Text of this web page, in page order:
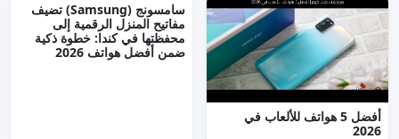
أفضل 5 هواتف للألعاب في
2026
سامسونج (Samsung) تضيف
مفاتيح المنزل الرقمية إلى
محفظتها في كندا: خطوة ذكية
ضمن أفضل هواتف 2026